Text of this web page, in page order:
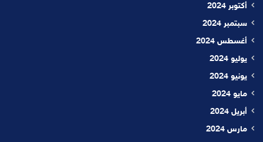
أكتوبر 2024
سبتمبر 2024
أغسطس 2024
يوليو 2024
يونيو 2024
مايو 2024
أبريل 2024
مارس 2024